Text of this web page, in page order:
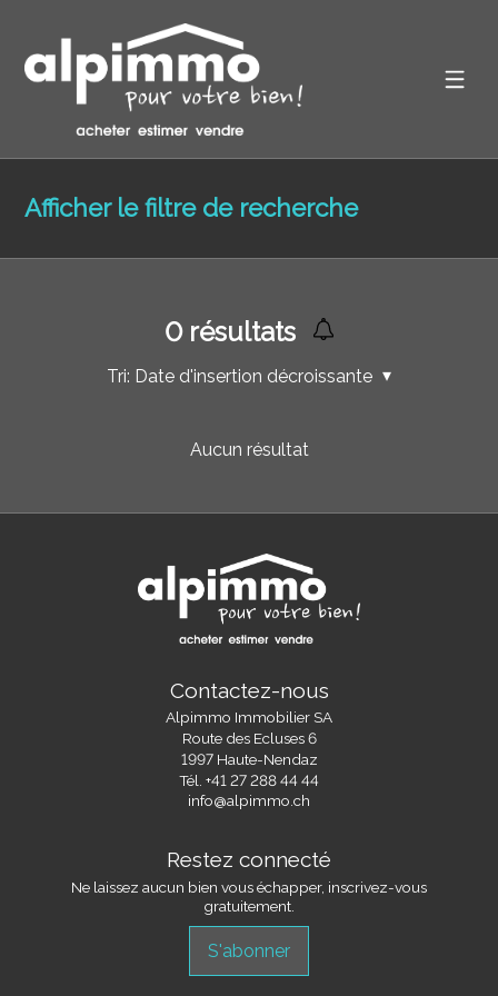
Afficher le filtre de recherche
0résultats
Tri: Date d'insertion décroissante
Aucun résultat
Contactez-nous
Alpimmo Immobilier SA
Route des Ecluses 6
1997 Haute-Nendaz
Tél. +41 27 288 44 44
info@alpimmo.ch
Restez connecté
Ne laissez aucun bien vous échapper, inscrivez-vous
gratuitement.
S'abonner